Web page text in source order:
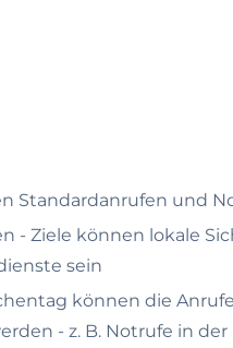
Standardanrufen und
- Ziele können lokale
sein
können die
- z. B. Notrufe in